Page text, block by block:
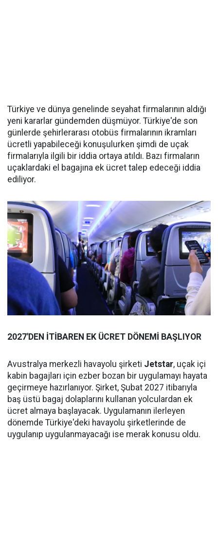
Türkiye ve dünya genelinde seyahat firmalarının aldığı
yeni kararlar gündemden düşmüyor. Türkiye'de son
günlerde şehirlerarası otobüs firmalarının ikramları
ücretli yapabileceği konuşulurken şimdi de uçak
firmalarıyla ilgili bir iddia ortaya atıldı. Bazı firmaların
uçaklardaki el bagajına ek ücret talep edeceği iddia
ediliyor.
2027'DEN İTİBAREN EK ÜCRET DÖNEMİ BAŞLIYOR
Avustralya merkezli havayolu şirketi Jetstar, uçak içi
kabin bagajları için ezber bozan bir uygulamayı hayata
geçirmeye hazırlanıyor. Şirket, Şubat 2027 itibarıyla
baş üstü bagaj dolaplarını kullanan yolculardan ek
ücret almaya başlayacak. Uygulamanın ilerleyen
dönemde Türkiye'deki havayolu şirketlerinde de
uygulanıp uygulanmayacağı ise merak konusu oldu.